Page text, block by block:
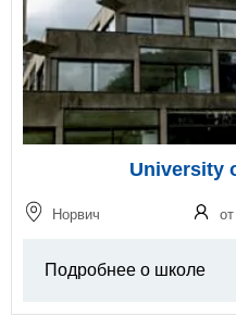
University
Норвич
Подробнее о школе